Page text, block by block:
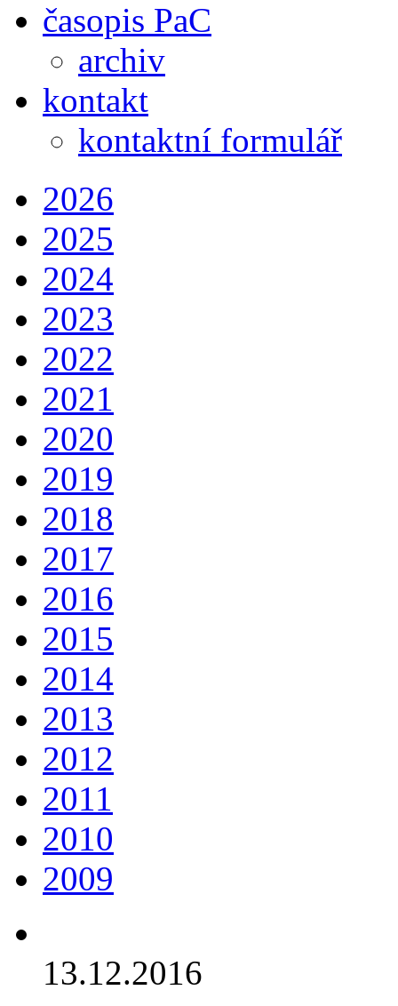
časopis PaC
archiv
kontakt
kontaktní formulář
2026
2025
2024
2023
2022
2021
2020
2019
2018
2017
2016
2015
2014
2013
2012
2011
2010
2009
13.12.2016